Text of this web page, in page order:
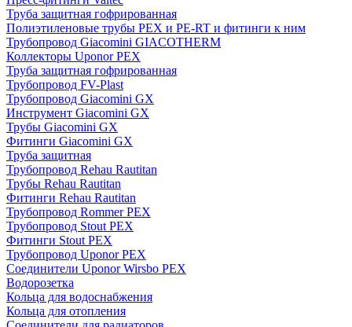
Труба защитная гофрированная
Полиэтиленовые трубы PEX и PE-RT и фитинги к ним
Трубопровод Giacomini GIACOTHERM
Коллекторы Uponor PEX
Труба защитная гофрированная
Трубопровод FV-Plast
Трубопровод Giacomini GX
Инструмент Giacomini GX
Трубы Giacomini GX
Фитинги Giacomini GX
Труба защитная
Трубопровод Rehau Rautitan
Трубы Rehau Rautitan
Фитинги Rehau Rautitan
Трубопровод Rommer PEX
Трубопровод Stout PEX
Фитинги Stout PEX
Трубопровод Uponor PEX
Соединители Uponor Wirsbo PEX
Водорозетка
Кольца для водоснабжения
Кольца для отопления